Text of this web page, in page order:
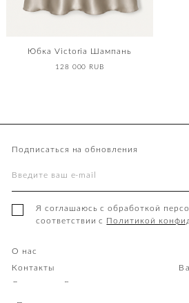
Юбка Victoria Шампань
128 000 RUB
Подписаться на обновления
Я соглашаюсь с обработкой
соответствии с
Политикой
О нас
Контакты
Доставка и Возврат